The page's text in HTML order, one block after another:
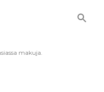
makuja.